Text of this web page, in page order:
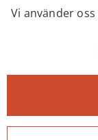
Vi använder